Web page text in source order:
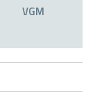
VGM